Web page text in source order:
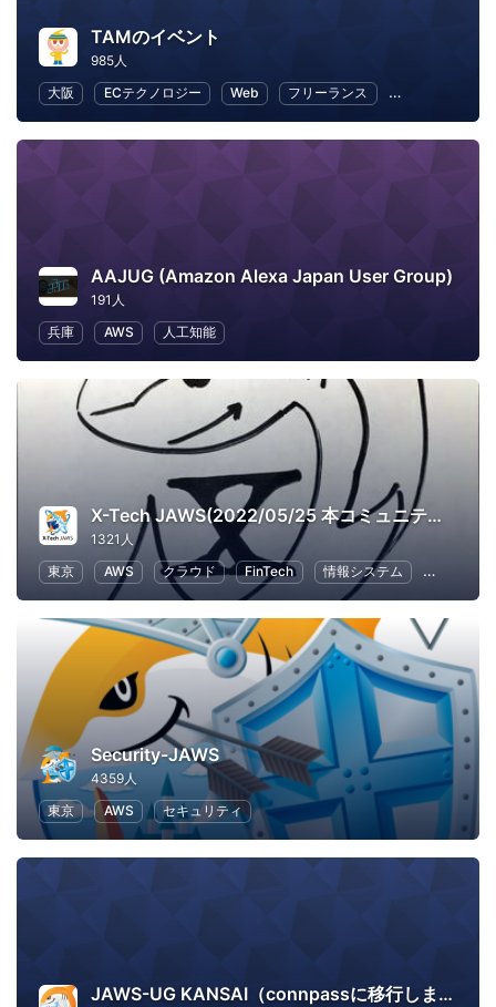
TAMのイベント
985人
大阪
ECテクノロジー Web フリーランス ビジネス
AAJUG (Amazon Alexa Japan User Group)
191人
兵庫
AWS 人工知能
X-Tech JAWS(2022/05/25 本コミュニティはクローズしました。いままでご参加ありがとうございました。)
1321人
東京
AWS クラウド FinTech 情報システム ビジネス
Security-JAWS
4359人
東京
AWS セキュリティ
JAWS-UG KANSAI（connpassに移行しました）